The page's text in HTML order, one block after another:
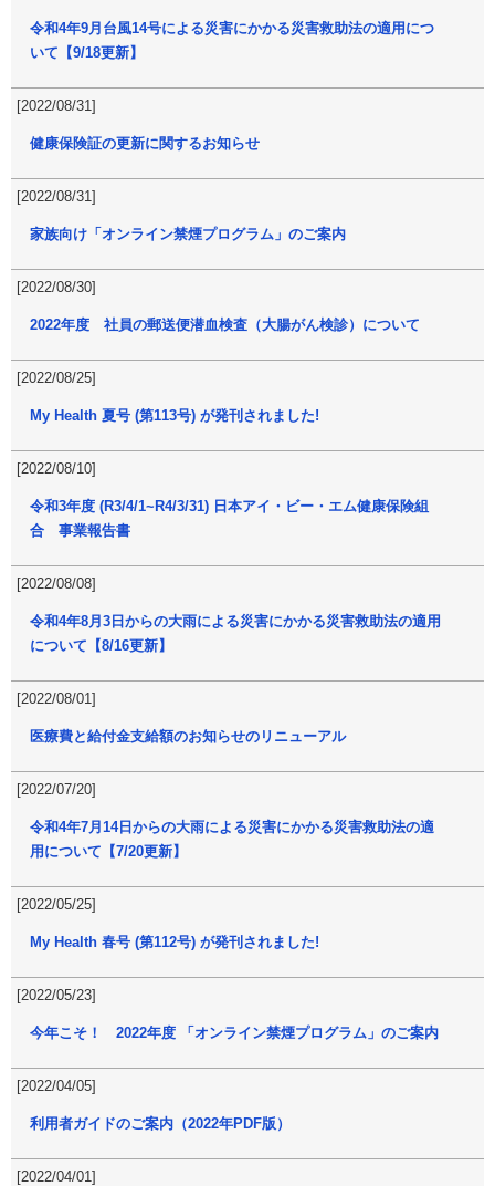
令和4年9月台風14号による災害にかかる災害救助法の適用につ
いて【9/18更新】
[2022/08/31]
健康保険証の更新に関するお知らせ
[2022/08/31]
家族向け「オンライン禁煙プログラム」のご案内
[2022/08/30]
2022年度 社員の郵送便潜血検査（大腸がん検診）について
[2022/08/25]
My Health 夏号 (第113号) が発刊されました!
[2022/08/10]
令和3年度 (R3/4/1~R4/3/31) 日本アイ・ビー・エム健康保険組
合 事業報告書
[2022/08/08]
令和4年8月3日からの大雨による災害にかかる災害救助法の適用
について【8/16更新】
[2022/08/01]
医療費と給付金支給額のお知らせのリニューアル
[2022/07/20]
令和4年7月14日からの大雨による災害にかかる災害救助法の適
用について【7/20更新】
[2022/05/25]
My Health 春号 (第112号) が発刊されました!
[2022/05/23]
今年こそ！ 2022年度 「オンライン禁煙プログラム」のご案内
[2022/04/05]
利用者ガイドのご案内（2022年PDF版）
[2022/04/01]